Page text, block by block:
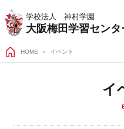
学校法人 神村学園
大阪梅田学習センタ
HOME イベント
イ